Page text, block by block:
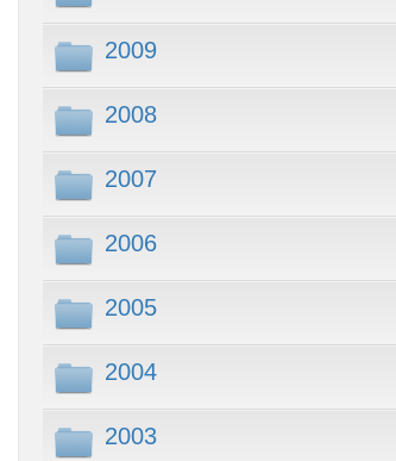
2009
2008
2007
2006
2005
2004
2003